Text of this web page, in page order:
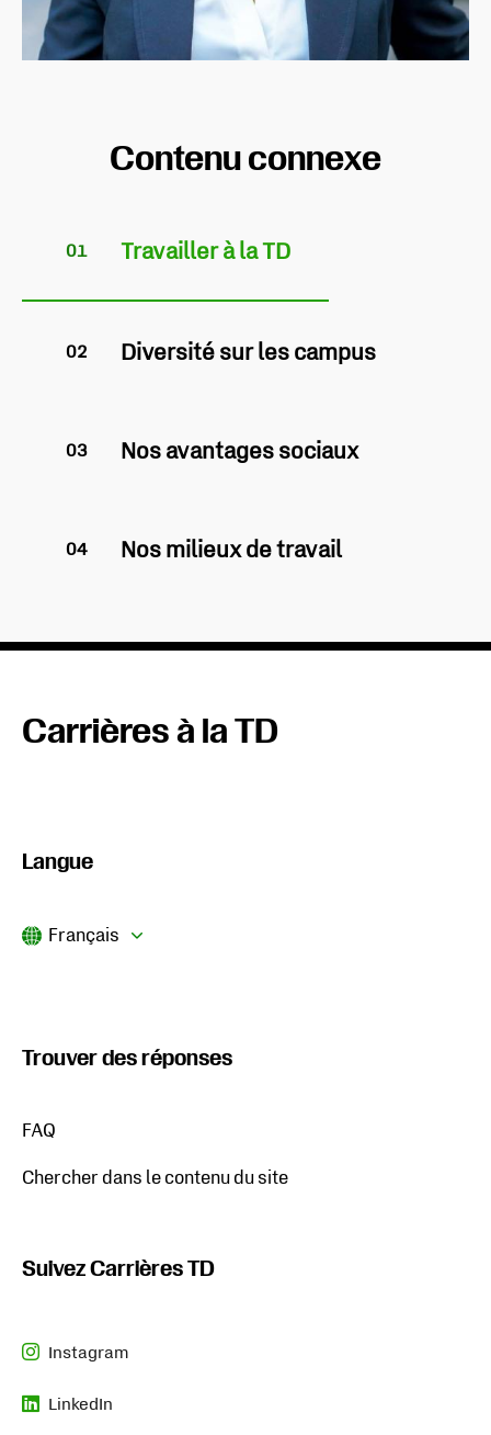
Contenu connexe
01 Travailler à la TD
02 Diversité sur les campus
03 Nos avantages sociaux
04 Nos milieux de travail
Carrières à la TD
Langue
Français
Trouver des réponses
FAQ
Chercher dans le contenu du site
Suivez Carrières TD
Instagram
S'ouvre dans un nouvel onglet
LinkedIn
S'ouvre dans un nouvel onglet